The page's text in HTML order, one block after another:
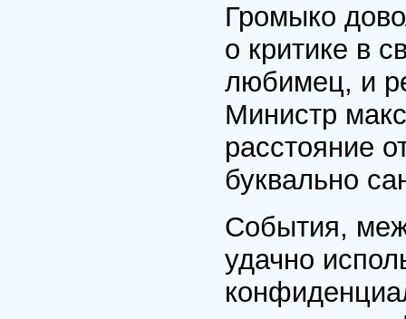
Громыко
о критике в
любимец, и
Министр
расстояние
буквально
События,
удачно